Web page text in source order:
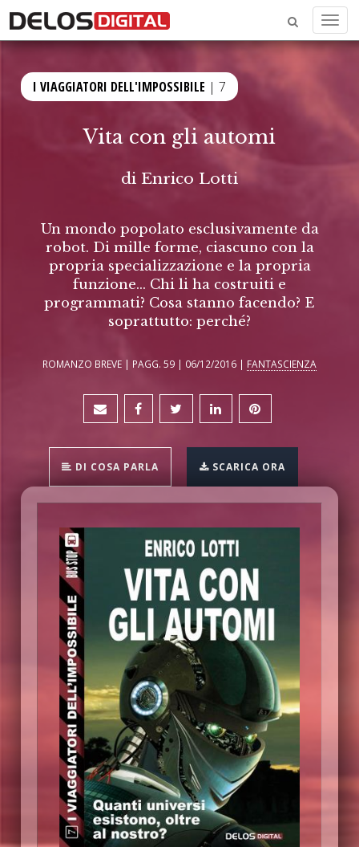
Menu
I VIAGGIATORI DELL'IMPOSSIBILE | 7
Vita con gli automi
di Enrico Lotti
Un mondo popolato esclusivamente da
robot. Di mille forme, ciascuno con la
propria specializzazione e la propria
funzione... Chi li ha costruiti e
programmati? Cosa stanno facendo? E
soprattutto: perché?
ROMANZO BREVE | PAGG. 59 | 06/12/2016 | FANTASCIENZA
DI COSA PARLA SCARICA ORA